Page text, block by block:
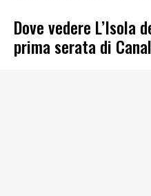
Dove vedere L’Isola
prima serata di